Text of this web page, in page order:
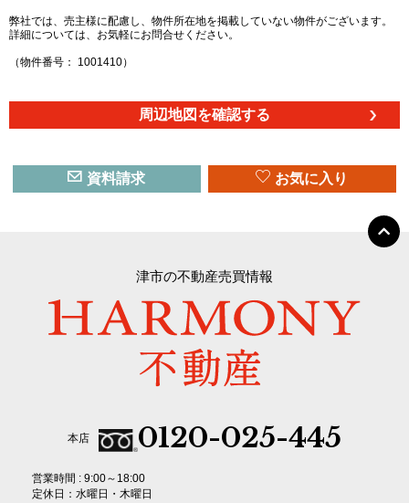
弊社では、売主様に配慮し、物件所在地を掲載していない物件がございます。
詳細については、お気軽にお問合せください。
（物件番号： 1001410）
周辺地図を確認する
資料請求 お気に入り
津市の不動産売買情報
本店 0120-025-445
営業時間 : 9:00～18:00
定休日：水曜日・木曜日